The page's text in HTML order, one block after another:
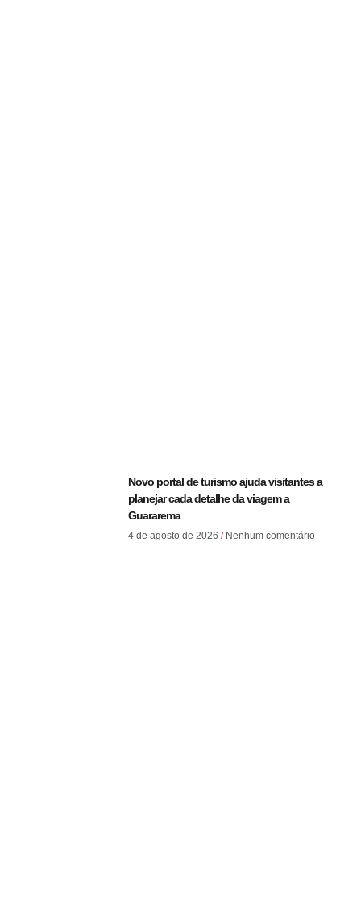
Novo portal de turismo ajuda visitantes a
planejar cada detalhe da viagem a
Guararema
4 de agosto de 2026 Nenhum comentário